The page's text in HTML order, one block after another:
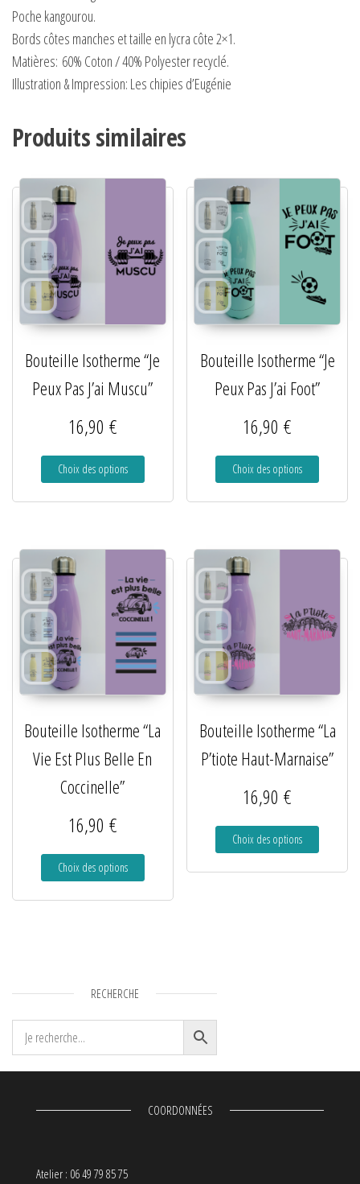
Poche kangourou.
Bords côtes manches et taille en lycra côte 2×1.
Matières: 60% Coton / 40% Polyester recyclé.
Illustration & Impression: Les chipies d’Eugénie
Produits similaires
Bouteille Isotherme “Je
Peux Pas J’ai Muscu”
16,90 €
Choix des options
Bouteille Isotherme “Je
Peux Pas J’ai Foot”
16,90€
Choix des options
Bouteille Isotherme “La
Vie Est Plus Belle En
Coccinelle”
16,90 €
Choix des options
Bouteille Isotherme “La
P’tiote Haut-Marnaise”
16,90€
Choix des options
RECHERCHE
COORDONNÉES
Atelier : 06 49 79 85 75